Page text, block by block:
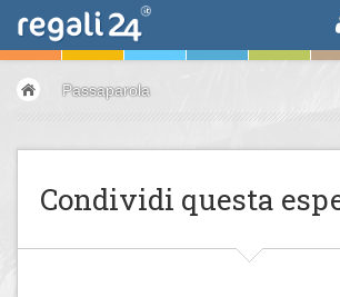
Passaparola
Condividi questa